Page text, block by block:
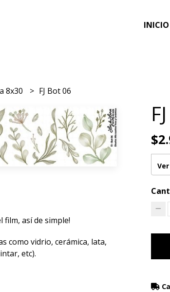
INICIO
8x30 FJ Bot 06
film, así de simple!
como vidrio, cerámica, lata,
etc).